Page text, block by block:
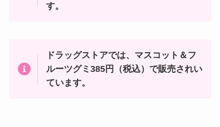
す。
ドラッグストアでは、マスコット＆フ
ルーツグミ385円（税込）で販売されい
ています。